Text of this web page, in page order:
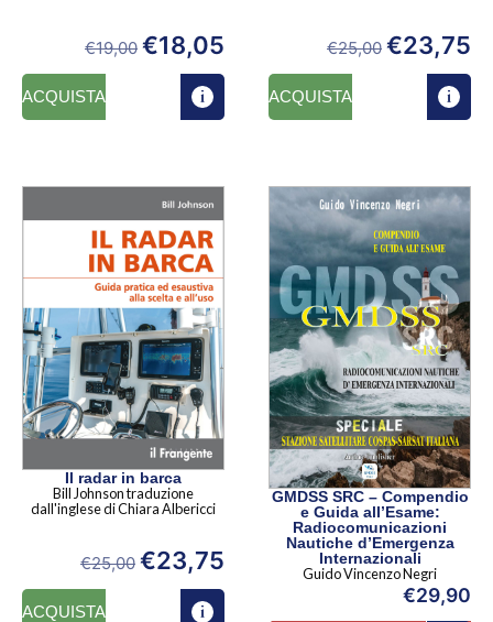
€19,00 €18,05
ACQUISTA
€25,00 €23,75
ACQUISTA
Il radar in barca
Bill Johnson traduzione
dall'inglese di Chiara Albericci
€25,00 €23,75
ACQUISTA
GMDSS SRC – Compendio
e Guida all’Esame:
Radiocomunicazioni
Nautiche d’Emergenza
Internazionali
Guido Vincenzo Negri
€29,90